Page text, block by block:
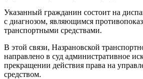
Указанный гражданин состоит на
с диагнозом, являющимся
транспортными средствами.
В этой связи, Назрановской
направлено в суд административное
прекращении действия права на
средством.